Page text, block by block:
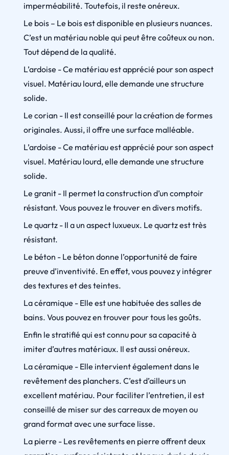
imperméabilité. Toutefois, il reste onéreux.
Le bois – Le bois est disponible en plusieurs nuances.
C’est un matériau noble qui peut être coûteux ou non.
Tout dépend de la qualité.
L’ardoise - Ce matériau est apprécié pour son aspect
visuel. Matériau lourd, elle demande une structure
solide.
Le corian - Il est conseillé pour la création de formes
originales. Aussi, il offre une surface malléable.
L’ardoise - Ce matériau est apprécié pour son aspect
visuel. Matériau lourd, elle demande une structure
solide.
Le granit - Il permet la construction d’un comptoir
résistant. Vous pouvez le trouver en divers motifs.
Le quartz - Il a un aspect luxueux. Le quartz est très
résistant.
Le béton - Le béton donne l’opportunité de faire
preuve d’inventivité. En effet, vous pouvez y intégrer
des textures et des teintes.
La céramique - Elle est une habituée des salles de
bains. Vous pouvez en trouver pour tous les goûts.
Enfin le stratifié qui est connu pour sa capacité à
imiter d’autres matériaux. Il est aussi onéreux.
La céramique - Elle intervient également dans le
revêtement des planchers. C’est d’ailleurs un
excellent matériau. Pour faciliter l’entretien, il est
conseillé de miser sur des carreaux de moyen ou
grand format avec une surface lisse.
La pierre - Les revêtements en pierre offrent deux